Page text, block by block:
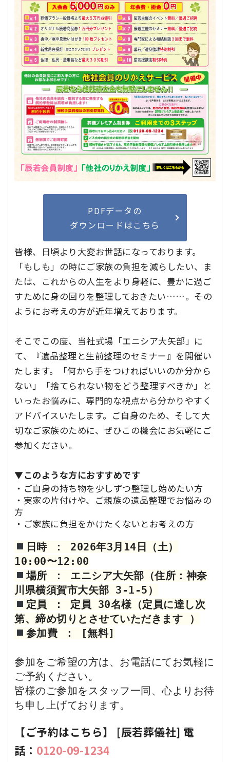
PDFデータの
ダウンロードはこちら
皆様、日頃より大変お世話になっております。
「もしも」の時にご家族の負担を減らしたい、ま
たは、これからの人生をより身軽に、豊かに過ご
すために身の回りを整理しておきたい……。その
ようにお考えの方が近年増えております。
そこでこの度、当社式場「エニシア大矢部」に
て、『遺品整理と生前整理のセミナー』を開催い
たします。「何から手をつければいいのか分から
ない」「捨てられない物をどう整理すべきか」と
いったお悩みに、専門的な視点から分かりやすく
アドバイスいたします。ご自身のため、そして大
切なご家族のために、ぜひこの機会にお気軽にご
参加ください。
▼このような方におすすめです
・ご自身の持ち物を少しずつ整理し始めたい方
・実家の片付けや、ご親族の遺品整理でお悩みの
方
・ご家族に負担をかけたくないとお考えの方
日時 ： 2026年3月14日（土）
場所 ： エニシア大矢部（住所：神奈
定員 ： 定員 30名様（定員に達し次
参加費 ： [無料]
参加をご希望の方は、お電話にてお気軽に
ご予約ください。
皆様のご参加をスタッフ一同、心よりお待
【ご予約はこちら】 [辰若葬儀社] 電
話： 0120-09-1234